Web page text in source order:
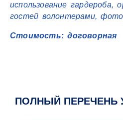
использование гардероба,
гостей волонтерами,
Стоимость: договорная
ПОЛНЫЙ ПЕРЕЧЕНЬ